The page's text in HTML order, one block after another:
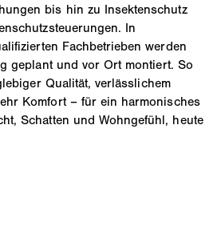
bis hin zu Insektenschutz
In
Fachbetrieben werden
geplant und vor Ort montiert. So
Qualität, verlässlichem
Komfort – für ein harmonisches
Schatten und Wohngefühl, heute